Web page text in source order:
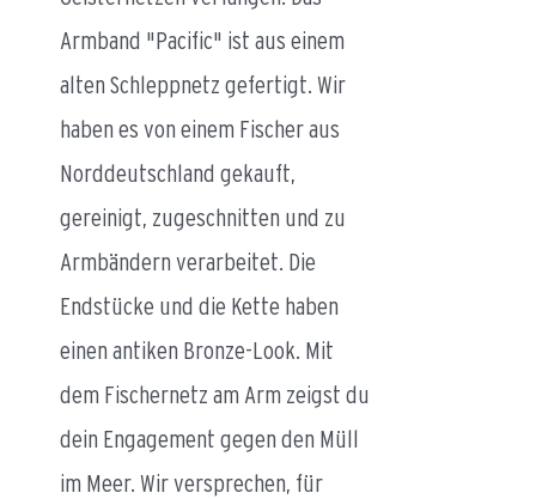
Armband "Pacific" ist aus einem
alten Schleppnetz gefertigt. Wir
haben es von einem Fischer aus
Norddeutschland gekauft,
gereinigt, zugeschnitten und zu
Armbändern verarbeitet. Die
Endstücke und die Kette haben
einen antiken Bronze-Look. Mit
dem Fischernetz am Arm zeigst du
dein Engagement gegen den Müll
im Meer. Wir versprechen, für